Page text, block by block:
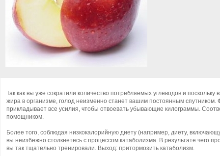
Так как вы уже сократили количество потребляемых углеводов и
жира в организме, голод неизменно станет вашим постоянным спутником.
прикладывает все усилия, чтобы отвоевать убывающие килограммы.
помощником.
Более того, соблюдая низкокалорийную диету (например, диету,
вы неизбежно столкнетесь с процессом катаболизма. В результате чего
вы так тщательно тренировали. Выход: притормозить катаболизм.